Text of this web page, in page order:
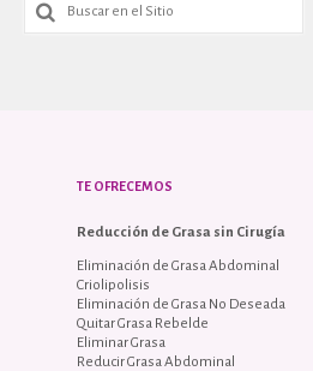
TECNOLOGÍA
TE OFRECEMOS
Reducción de Grasa sin Cirugía
Eliminación de Grasa Abdominal
Criolipolisis
Eliminación de Grasa No Deseada
Quitar Grasa Rebelde
Eliminar Grasa
Reducir Grasa Abdominal